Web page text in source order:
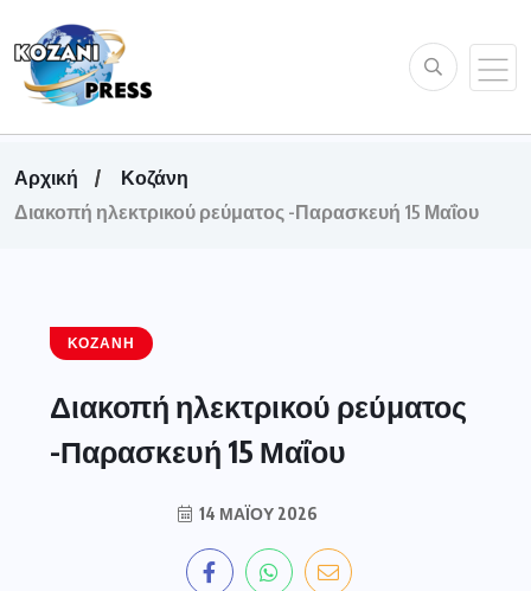
Αρχική
Κοζάνη
Διακοπή ηλεκτρικού ρεύματος -Παρασκευή 15 Μαΐου
ΚΟΖΆΝΗ
Διακοπή ηλεκτρικού ρεύματος
-Παρασκευή 15 Μαΐου
14 ΜΑΪ́ΟΥ 2026